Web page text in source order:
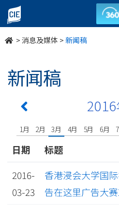
undefined
>消息及媒体 >新闻稿
新闻稿
1月 2月 3月 4月 5月 6月
日期
标题
2016-
03-23
香港浸会大学国
告在这里广告大赛